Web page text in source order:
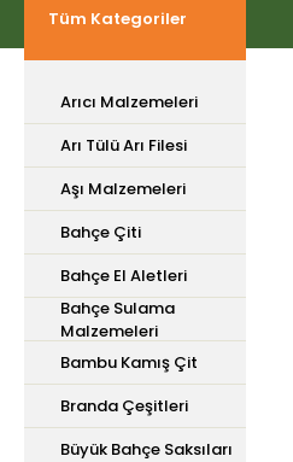
Tüm Kategoriler
Arıcı Malzemeleri
Arı Tülü Arı Filesi
Aşı Malzemeleri
Bahçe Çiti
Bahçe El Aletleri
Bahçe Sulama
Malzemeleri
Bambu Kamış Çit
Branda Çeşitleri
Büyük Bahçe Saksıları